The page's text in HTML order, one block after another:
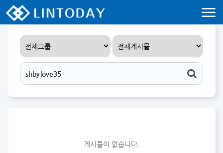
리니지 프리서버 홍보 및 프리서버 홍보 커뮤니티 사이트 린투데이 입니다.
게시물이 없습니다.